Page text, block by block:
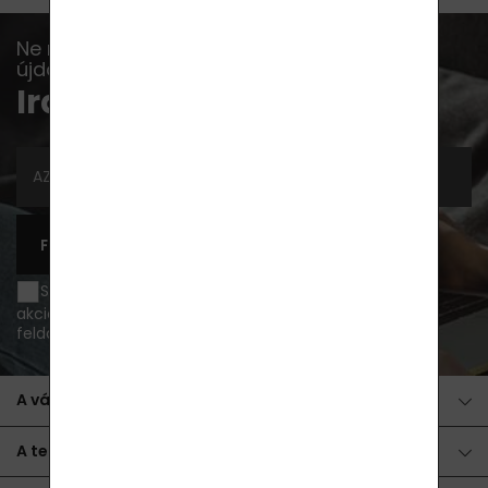
Ne maradj le többé egyetlen akcióról,
újdonságról vagy tippről sem...
Iratkozz fel a hírlevélre
FELIRATKOZÁS
Szeretnék e-mailben értesülni az újdonságokról és
akciós ajánlatokról, és egyetértek a
feldolgozása
A vásárlásról
A termékekről